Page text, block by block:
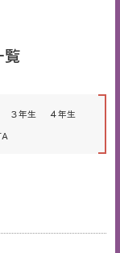
覧
３年生
４年生